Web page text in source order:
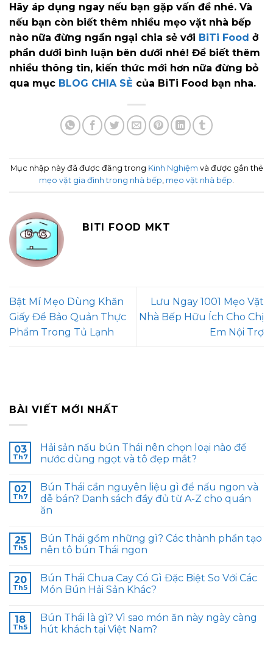
Hãy áp dụng ngay nếu bạn gặp vấn đề nhé. Và
nếu bạn còn biết thêm nhiều mẹo vặt nhà bếp
nào nữa đừng ngần ngại chia sẻ với BiTi Food ở
phần dưới bình luận bên dưới nhé! Để biết thêm
nhiều thông tin, kiến thức mới hơn nữa đừng bỏ
qua mục BLOG CHIA SẺ của BiTi Food bạn nha.
Mục nhập này đã được đăng trong Kinh Nghiệm và được gắn thẻ
mẹo vặt gia đình trong nhà bếp, mẹo vặt nhà bếp.
BITI FOOD MKT
Bật Mí Mẹo Dùng Khăn
Giấy Để Bảo Quản Thực
Phẩm Trong Tủ Lạnh
Lưu Ngay 1001 Mẹo Vặt
Nhà Bếp Hữu Ích Cho Chị
Em Nội Trợ
BÀI VIẾT MỚI NHẤT
03
Th7
Hải sản nấu bún Thái nên chọn loại nào để
nước dùng ngọt và tô đẹp mắt?
02
Th7
Bún Thái cần nguyên liệu gì để nấu ngon và
dễ bán? Danh sách đầy đủ từ A-Z cho quán
ăn
25
Th5
Bún Thái gồm những gì? Các thành phần tạo
nên tô bún Thái ngon
20
Th5
Bún Thái Chua Cay Có Gì Đặc Biệt So Với Các
Món Bún Hải Sản Khác?
18
Th5
Bún Thái là gì? Vì sao món ăn này ngày càng
hút khách tại Việt Nam?